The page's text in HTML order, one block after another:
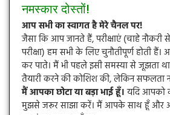
नमस्कार दोस्तों!
आप सभी का स्वागत है मेरे चैनल पर!
जैसा कि आप जानते हैं, परीक्षाएं (चाहे नौकरी
परीक्षा) हम सभी के लिए चुनौतीपूर्ण होती हैं।
कर पाते। मैं भी पहले इसी समस्या से जूझता
तैयारी करने की कोशिश की, लेकिन सफलता
मैं आपका छोटा या बड़ा भाई हूँ।यदि आपको
मुझसे जरूर साझा करें। मैं आपके साथ हूँ और